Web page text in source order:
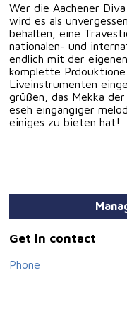
Wer die Aachener
wird es als
behalten, eine
nationalen- und
endlich mit der
komplette
Liveinstrumenten
grüßen, das Mekka
eseh eingängiger
einiges zu bieten hat!
Get in contact
Phone